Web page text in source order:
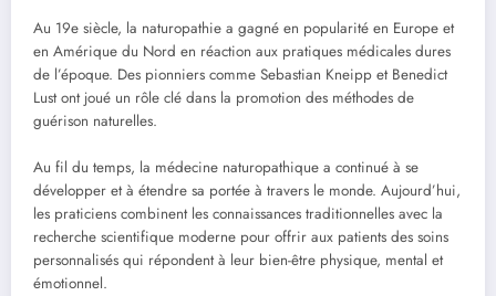
Au 19e siècle, la naturopathie a gagné en popularité en Europe et
en Amérique du Nord en réaction aux pratiques médicales dures
de l’époque. Des pionniers comme Sebastian Kneipp et Benedict
Lust ont joué un rôle clé dans la promotion des méthodes de
guérison naturelles.
Au fil du temps, la médecine naturopathique a continué à se
développer et à étendre sa portée à travers le monde. Aujourd’hui,
les praticiens combinent les connaissances traditionnelles avec la
recherche scientifique moderne pour offrir aux patients des soins
personnalisés qui répondent à leur bien-être physique, mental et
émotionnel.